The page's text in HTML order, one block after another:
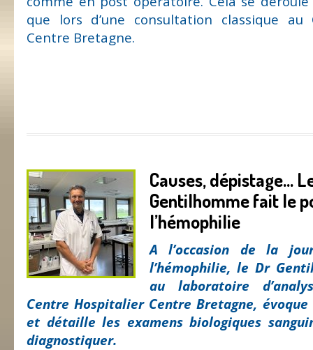
que lors d’une consultation classique au
Centre Bretagne.
Causes, dépistage…
Gentilhomme fait le
l’hémophilie
A l’occasion de la
l’hémophilie, le Dr
au laboratoire
Centre Hospitalier Centre Bretagne,
et détaille les examens biologiques
diagnostiquer.